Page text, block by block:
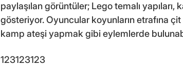
paylaşılan görüntüler; Lego temalı yapıları,
gösteriyor. Oyuncular koyunların etrafına
kamp ateşi yapmak gibi eylemlerde
123123123